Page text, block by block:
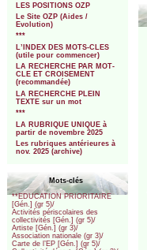
LES POSITIONS OZP
Le Site OZP (Aides /
Evolution)
***
L’INDEX DES MOTS-CLES
(utile pour commencer)
LA RECHERCHE PAR MOT-
CLE ET CROISEMENT
(recommandée)
LA RECHERCHE PLEIN
TEXTE sur un mot
***
LA RUBRIQUE UNIQUE à
partir de novembre 2025
Les rubriques antérieures à
nov. 2025 (archive)
Mots-clés
**EDUCATION PRIORITAIRE
[Gén.] (gr 5)/
Activités périscolaires des
collectivités [Gén.] (gr 5)/
Artiste [Gén.] (gr 3)/
Association nationale (gr 3)/
Carte de l’EP [Gén.] (gr 5)/